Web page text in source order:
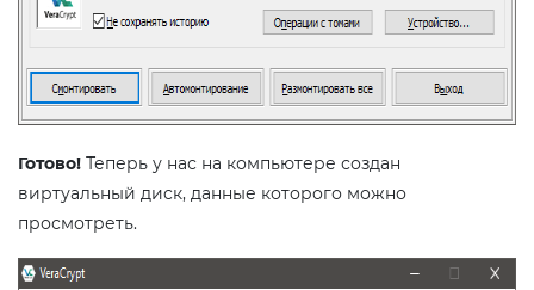
Готово! Теперь у нас на компьютере создан
виртуальный диск, данные которого можно
просмотреть.